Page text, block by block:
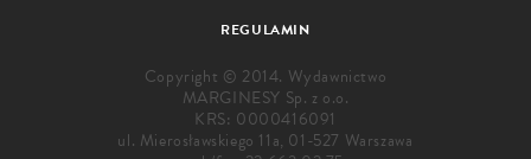
REGULAMIN
Copyright © 2014. Wydawnictwo
MARGINESY Sp. z o.o.
KRS: 0000416091
ul. Mierosławskiego 11a, 01-527 Warszawa